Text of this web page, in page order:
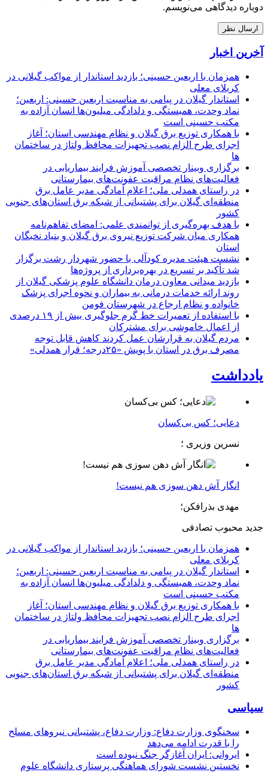
دوباره دیدگاهی می‌نویسم.
آخرین اخبار
همزمان با اربعین حسینی؛ بازدید استاندار از مواکب گیلانی در
کربلای معلی
استاندار گیلان در پیامی به مناسبت اربعین حسینی: اربعین؛
نماد وحدت، همبستگی و دلدادگی میلیون‌ها انسان آزاده به
مکتب حسینی است
با همکاری توزیع برق گیلان و نظام مهندسی استان؛ آغاز
اجرای طرح الزام نصب تجهیزات محافظ ولتاژ در ساختمان
ها
برگزاری وبینار تخصصی آموزش فرایند بیماریابی در
فعالیت‌های نظام مراقبت عفونت‌های بیمارستانی
در راستای همدلی ملی؛ اعلام آمادگی مدیر عامل برق
منطقه‌ای گیلان برای پشتیبانی از شبكه برق استان‌های جنوبی
كشور
با هدف بهره‌گیری از توانمندی علمی: امضای تفاهم‌نامه
همكاری میان شركت توزیع نیروی برق گیلان و بنیاد نخبگان
استان
نشست هیئت مدیره کودآلی با حضور شهردار رشت برگزار
شد تأکید بر تسریع در بهره‌برداری از پروژه‌ها
بازدید میدانی معاون درمان دانشگاه علوم پزشکی گیلان از
روند ارائه خدمات درمانی به بیماران و نحوه اجرای پزشک
خانواده و نظام ارجاع در شهرستان فومن
با استفاده از تعمیرات خط گرم جلوگیری بیش از ۱۹ درصدی
از اعمال خاموشی برای مشتركان
مردم گیلان به قرارشان عمل کردند كاهش قابل توجه
مصرف برق در استان با پویش «۲۵درجه؛ قرار همدلی»
یادداشت
دعایی؛ کس بی‌کسان
نسرین وزیری ؛
انگار آش دهن سوزی هم نیست!
مهدی بذرافکن؛
جدید محبوب تصادفی
همزمان با اربعین حسینی؛ بازدید استاندار از مواکب گیلانی در
کربلای معلی
استاندار گیلان در پیامی به مناسبت اربعین حسینی: اربعین؛
نماد وحدت، همبستگی و دلدادگی میلیون‌ها انسان آزاده به
مکتب حسینی است
با همکاری توزیع برق گیلان و نظام مهندسی استان؛ آغاز
اجرای طرح الزام نصب تجهیزات محافظ ولتاژ در ساختمان
ها
برگزاری وبینار تخصصی آموزش فرایند بیماریابی در
فعالیت‌های نظام مراقبت عفونت‌های بیمارستانی
در راستای همدلی ملی؛ اعلام آمادگی مدیر عامل برق
منطقه‌ای گیلان برای پشتیبانی از شبكه برق استان‌های جنوبی
كشور
سیاسی
سخنگوی وزارت دفاع: وزارت دفاع، پشتیبانی نیرو‌های مسلح
را با قدرت ادامه می‌دهد
ایروانی: ایران آغازگر جنگ نبوده است
نخستین نشست شورای هماهنگی پرستاری دانشگاه علوم